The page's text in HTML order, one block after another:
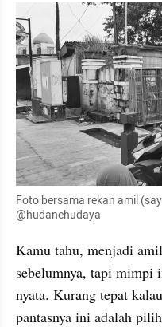
Foto bersama rekan amil
@hudanehudaya
Kamu tahu, menjadi
sebelumnya, tapi mimpi
nyata. Kurang tepat
pantasnya ini adalah